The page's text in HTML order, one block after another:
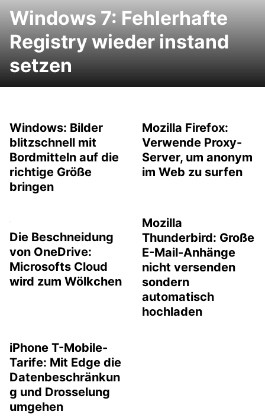
Windows 7: Fehlerhafte
Registry wieder instand
setzen
Windows: Bilder
blitzschnell mit
Bordmitteln auf die
richtige Größe
bringen
Mozilla Firefox:
Verwende Proxy-
Server, um anonym
im Web zu surfen
Die Beschneidung
von OneDrive:
Microsofts Cloud
wird zum Wölkchen
Mozilla
Thunderbird: Große
E-Mail-Anhänge
nicht versenden
sondern
automatisch
hochladen
iPhone T-Mobile-
Tarife: Mit Edge die
Datenbeschränkun
g und Drosselung
umgehen